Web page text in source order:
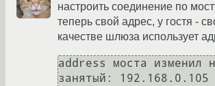
настроить соединение по
теперь свой адрес, у гостя -
качестве шлюза использует
address моста изменил
занятый: 192.168.0.105